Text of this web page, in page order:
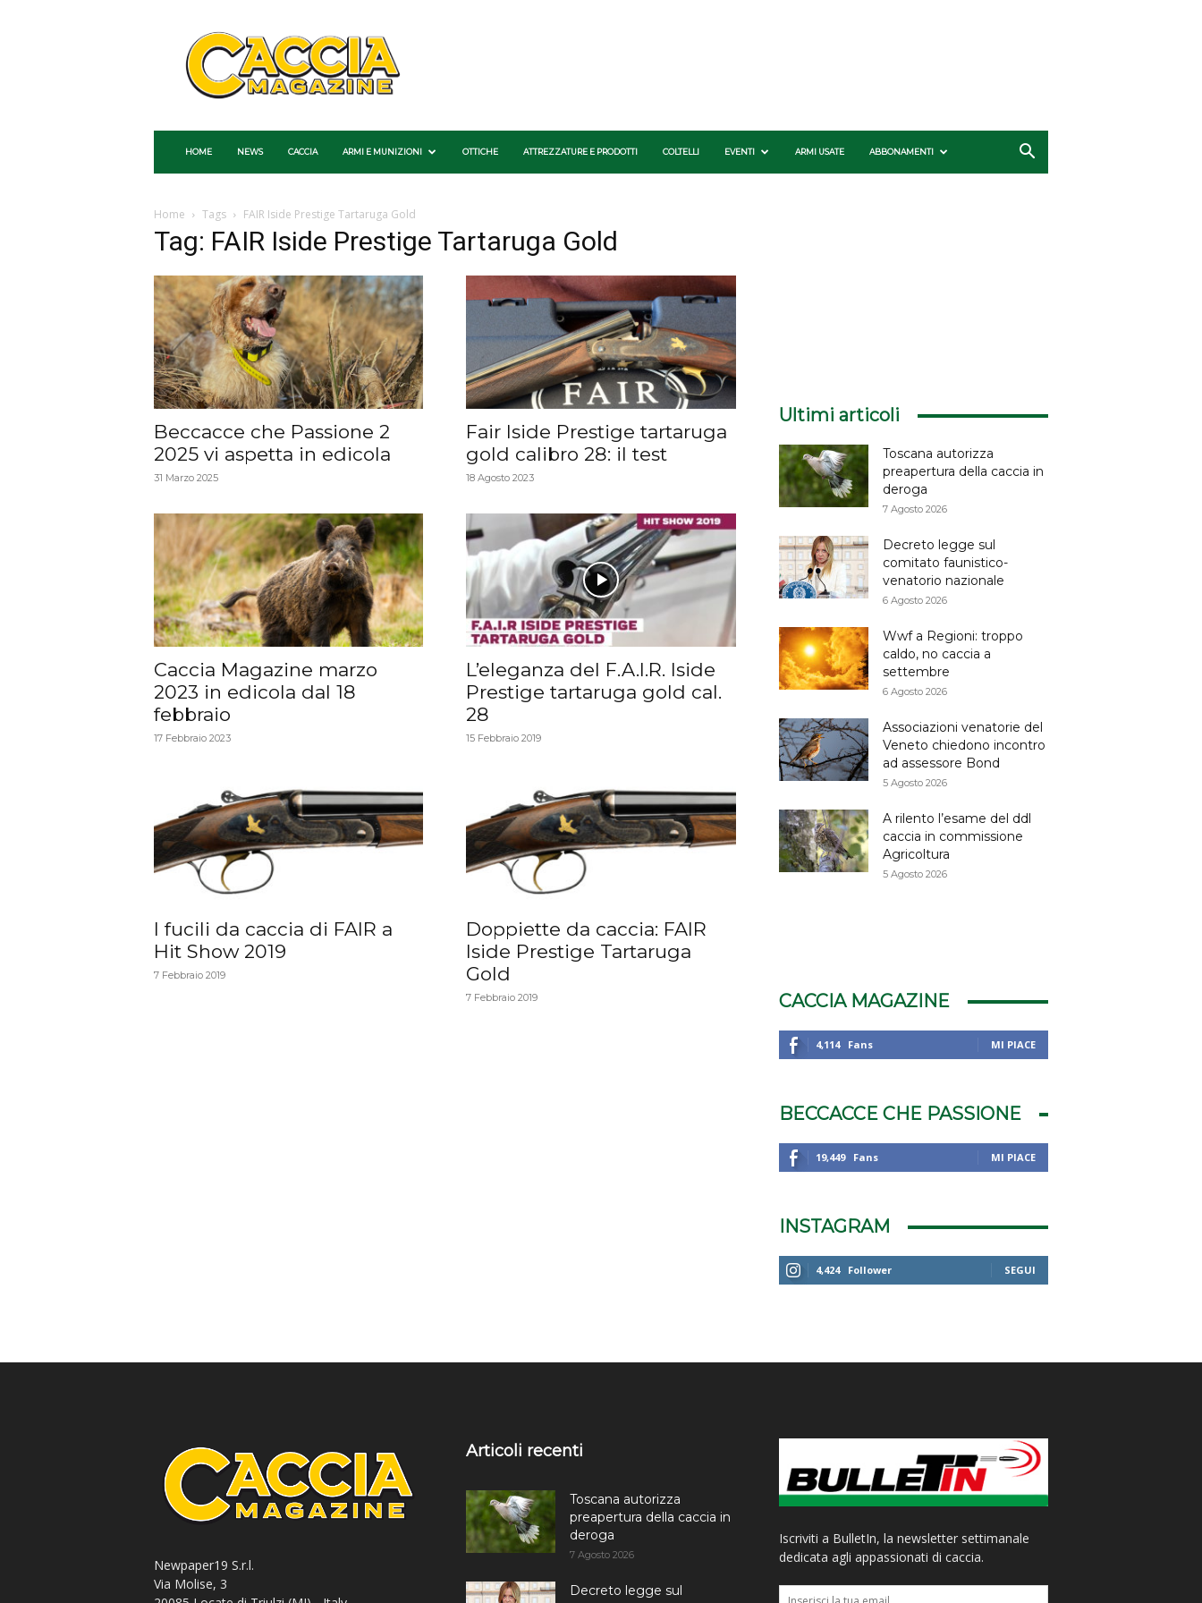
Caccia
Magazine
HOME NEWS CACCIA ARMI E MUNIZIONI OTTICHE ATTREZZATURE E PRODOTTI COLTELLI EVENTI ARMI USATE ABBONAMENTI
Home Tags FAIR Iside Prestige Tartaruga Gold
Tag: FAIR Iside Prestige Tartaruga Gold
Beccacce che Passione 2
2025 vi aspetta in edicola
31 Marzo 2025
Fair Iside Prestige tartaruga
gold calibro 28: il test
18 Agosto 2023
Caccia Magazine marzo
2023 in edicola dal 18
febbraio
17 Febbraio 2023
L’eleganza del F.A.I.R. Iside
Prestige tartaruga gold cal.
28
15 Febbraio 2019
I fucili da caccia di FAIR a
Hit Show 2019
7 Febbraio 2019
Doppiette da caccia: FAIR
Iside Prestige Tartaruga
Gold
7 Febbraio 2019
Ultimi articoli
Toscana autorizza
preapertura della caccia in
deroga
7 Agosto 2026
Decreto legge sul
comitato faunistico-
venatorio nazionale
6 Agosto 2026
Wwf a Regioni: troppo
caldo, no caccia a
settembre
6 Agosto 2026
Associazioni venatorie del
Veneto chiedono incontro
ad assessore Bond
5 Agosto 2026
A rilento l’esame del ddl
caccia in commissione
Agricoltura
5 Agosto 2026
CACCIA MAGAZINE
4,114 Fans MI PIACE
BECCACCE CHE PASSIONE
19,449 Fans MI PIACE
INSTAGRAM
4,424 Follower SEGUI
Newpaper19 S.r.l.
Via Molise, 3
Articoli recenti
Toscana autorizza
preapertura della caccia in
deroga
7 Agosto 2026
Decreto legge sul
Iscriviti a BulletIn, la newsletter settimanale
dedicata agli appassionati di caccia.